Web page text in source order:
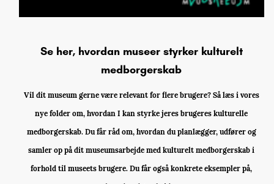
Se her, hvordan museer styrker kulturelt
medborgerskab
Vil dit museum gerne være relevant for flere brugere? Så læs i vores
nye folder om, hvordan I kan styrke jeres brugeres kulturelle
medborgerskab. Du får råd om, hvordan du planlægger, udfører og
samler op på dit museumsarbejde med kulturelt medborgerskab i
forhold til museets brugere. Du får også konkrete eksempler på,